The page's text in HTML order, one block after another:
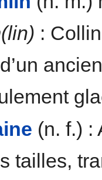
:
(n. f.) :
tailles,